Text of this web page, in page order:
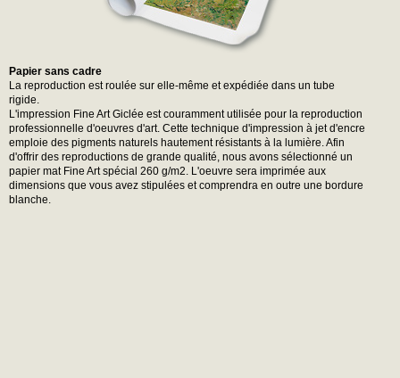
Papier sans cadre
La reproduction est roulée sur elle-même et expédiée dans un tube
rigide.
L'impression Fine Art Giclée est couramment utilisée pour la reproduction
professionnelle d'oeuvres d'art. Cette technique d'impression à jet d'encre
emploie des pigments naturels hautement résistants à la lumière. Afin
d'offrir des reproductions de grande qualité, nous avons sélectionné un
papier mat Fine Art spécial 260 g/m2. L'oeuvre sera imprimée aux
dimensions que vous avez stipulées et comprendra en outre une bordure
blanche.